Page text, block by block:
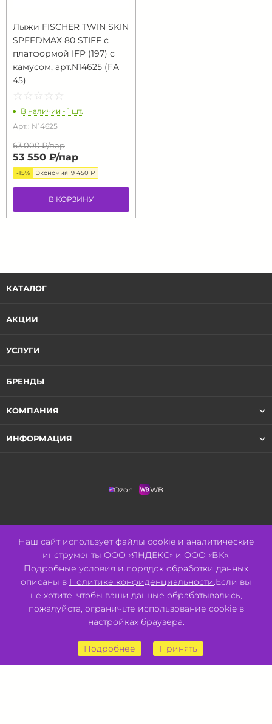
Лыжи FISCHER TWIN SKIN
SPEEDMAX 80 STIFF с
платформой IFP (197) с
камусом, арт.N14625 (FA
45)
☆ ☆ ☆ ☆ ☆
★ ★ ★ ★ ★
В наличии - 1 шт.
Арт.: N14625
63 000 ₽/пар
53 550 ₽/пар
-15% Экономия 9 450 ₽
В КОРЗИНУ
КАТАЛОГ
АКЦИИ
УСЛУГИ
БРЕНДЫ
КОМПАНИЯ
ИНФОРМАЦИЯ
Ozon WB
info@tvoypulse.ru
г. Барнаул
ул. Попова, 214
ул. Павловский тракт, 52
ул. Солнечная Поляна, 22
Наш сайт использует файлы cookie и аналитические
инструменты ООО «ЯНДЕКС» и ООО «ВК».
Подробные условия и порядок обработки данных
описаны в Политике конфиденциальности.Если вы
не хотите, чтобы ваши данные обрабатывались,
пожалуйста, ограничьте использование cookie в
настройках браузера.
Подробнее Принять